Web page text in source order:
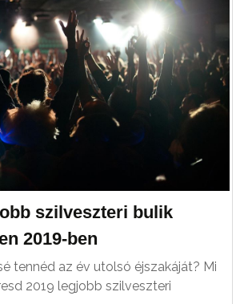
szilveszteri bulik
2019-ben
tennéd az év utolsó éjszakáját? Mi
2019 legjobb szilveszteri